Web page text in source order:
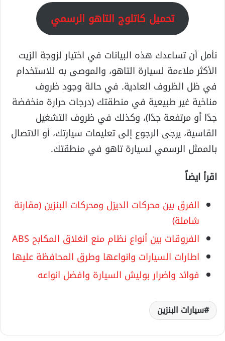
تحميل كاتلوج التاهو الرسمي
نأمل أن تساعدك هذه البيانات في اختيار لزوجة الزيت
الأكثر ملاءمة لسيارة التاهو، والموصى به للاستخدام
في ظل الظروف العادية. في حالة وجود ظروف
مناخية غير طبيعية في منطقتك (درجات حرارة منخفضة
جدًا أو مرتفعة جدًا)، وكذلك في ظروف التشغيل
القاسية، يرجى الرجوع إلى تعليمات سيارتك، أو الاتصال
بالممثل الرسمي لسيارة تاهو في منطقتك.
اقرأ ايضاً
الفرق بين محركات الديزل ومحركات البنزين (مقارنة
شاملة)
الفروقات بين أنواع نظام منع انغلاق المكابح ABS
اطارات السيارات وانواعها وطرق المحافظة عليها
فوائد واضرار بوليش السيارة وافضل انواعه
سيارات البنزين